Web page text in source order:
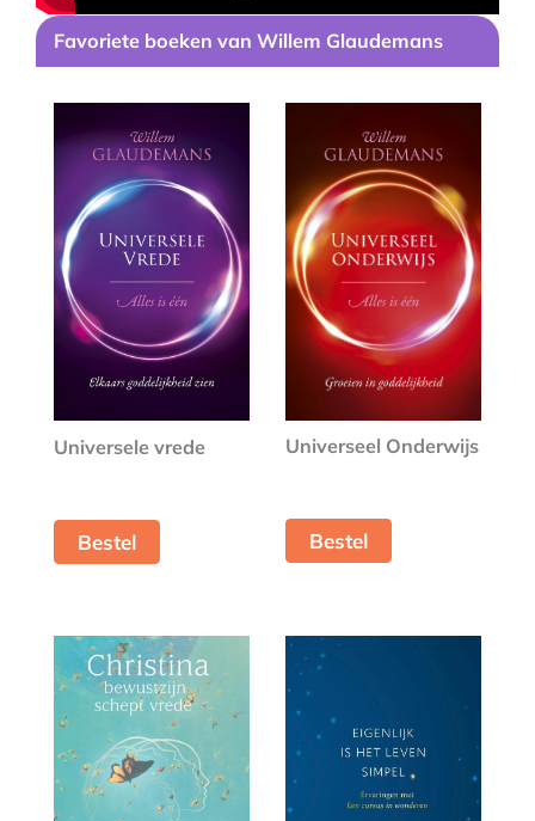
Favoriete boeken van Willem Glaudemans
Universele vrede
Bestel
Universeel Onderwijs
Bestel